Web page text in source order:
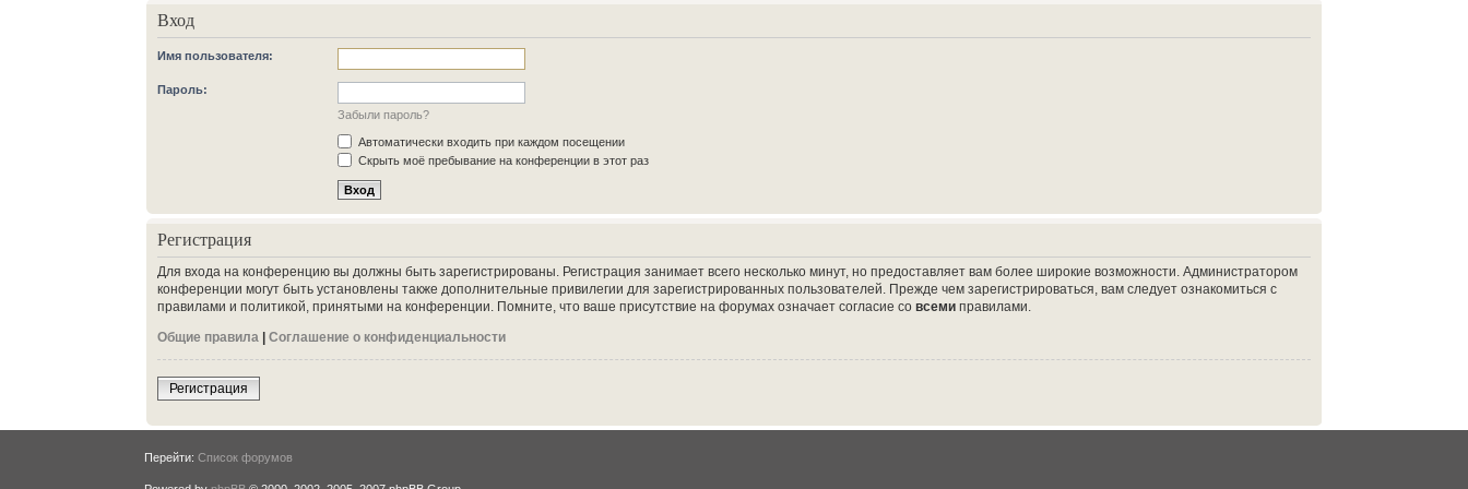
Вход
Имя пользователя:
Пароль:
Забыли пароль?
Автоматически входить при каждом посещении
Скрыть моё пребывание на конференции в этот раз
Регистрация
Для входа на конференцию вы должны быть зарегистрированы. Регистрация занимает всего несколько минут, но предоставляет вам более широкие возможности. Администратором
конференции могут быть установлены также дополнительные привилегии для зарегистрированных пользователей. Прежде чем зарегистрироваться, вам следует ознакомиться с
правилами и политикой, принятыми на конференции. Помните, что ваше присутствие на форумах означает согласие совсеми правилами.
Общие правила |Соглашение о конфиденциальности
Регистрация
Перейти: Список форумов